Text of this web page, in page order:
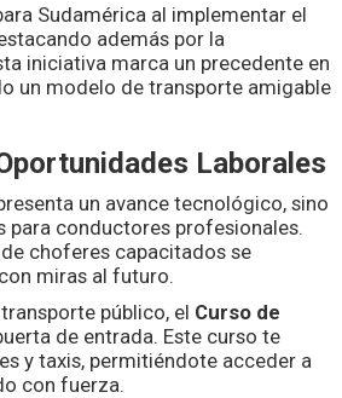
Sudamérica al implementar el
además por la
iniciativa marca un precedente en
un modelo de transporte amigable
Laborales
un avance tecnológico, sino
para conductores profesionales.
choferes capacitados se
miras al futuro.
público, el Curso de
de entrada. Este curso te
y taxis, permitiéndote acceder a
con fuerza.